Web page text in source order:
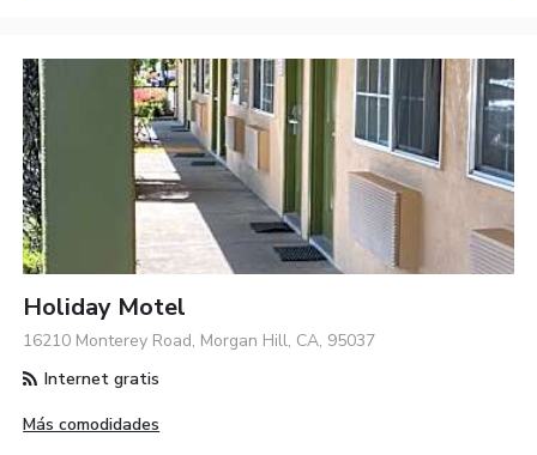
Holiday Motel
16210 Monterey Road, Morgan Hill, CA, 95037
Internet gratis
Más comodidades